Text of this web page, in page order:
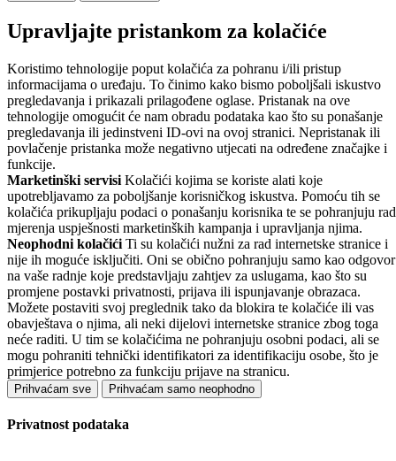
Upravljajte pristankom za kolačiće
Koristimo tehnologije poput kolačića za pohranu i/ili pristup
informacijama o uređaju. To činimo kako bismo poboljšali iskustvo
pregledavanja i prikazali prilagođene oglase. Pristanak na ove
tehnologije omogućit će nam obradu podataka kao što su ponašanje
pregledavanja ili jedinstveni ID-ovi na ovoj stranici. Nepristanak ili
povlačenje pristanka može negativno utjecati na određene značajke i
funkcije.
Marketinški servisi Kolačići kojima se koriste alati koje
upotrebljavamo za poboljšanje korisničkog iskustva. Pomoću tih se
kolačića prikupljaju podaci o ponašanju korisnika te se pohranjuju
mjerenja uspješnosti marketinških kampanja i upravljanja njima.
Neophodni kolačići Ti su kolačići nužni za rad internetske stranice i
nije ih moguće isključiti. Oni se obično pohranjuju samo kao odgovor
na vaše radnje koje predstavljaju zahtjev za uslugama, kao što su
promjene postavki privatnosti, prijava ili ispunjavanje obrazaca.
Možete postaviti svoj preglednik tako da blokira te kolačiće ili vas
obavještava o njima, ali neki dijelovi internetske stranice zbog toga
neće raditi. U tim se kolačićima ne pohranjuju osobni podaci, ali se
mogu pohraniti tehnički identifikatori za identifikaciju osobe, što je
primjerice potrebno za funkciju prijave na stranicu.
Prihvaćam sve Prihvaćam samo neophodno
Privatnost podataka